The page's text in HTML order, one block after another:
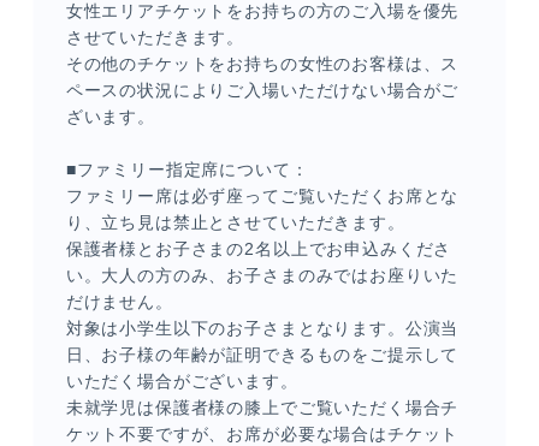
女性エリアチケットをお持ちの方のご入場を優先
させていただきます。
その他のチケットをお持ちの女性のお客様は、ス
ペースの状況によりご入場いただけない場合がご
ざいます。
■ファミリー指定席について：
ファミリー席は必ず座ってご覧いただくお席とな
り、立ち見は禁止とさせていただきます。
保護者様とお子さまの2名以上でお申込みくださ
い。大人の方のみ、お子さまのみではお座りいた
だけません。
対象は小学生以下のお子さまとなります。公演当
日、お子様の年齢が証明できるものをご提示して
いただく場合がございます。
未就学児は保護者様の膝上でご覧いただく場合チ
ケット不要ですが、お席が必要な場合はチケット